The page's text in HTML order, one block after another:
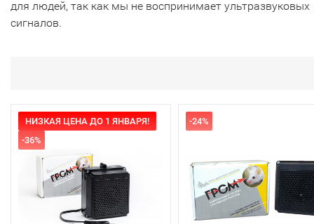
для людей, так как мы не воспринимает ультразвуковых
сигналов.
НИЗКАЯ ЦЕНА ДО 1 ЯНВАРЯ!
-36%
-24%